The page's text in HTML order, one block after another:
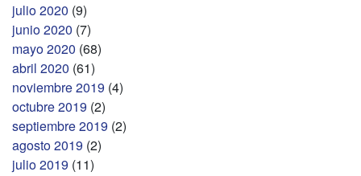
julio 2020 (9)
junio 2020 (7)
mayo 2020 (68)
abril 2020 (61)
noviembre 2019 (4)
octubre 2019 (2)
septiembre 2019 (2)
agosto 2019 (2)
julio 2019 (11)